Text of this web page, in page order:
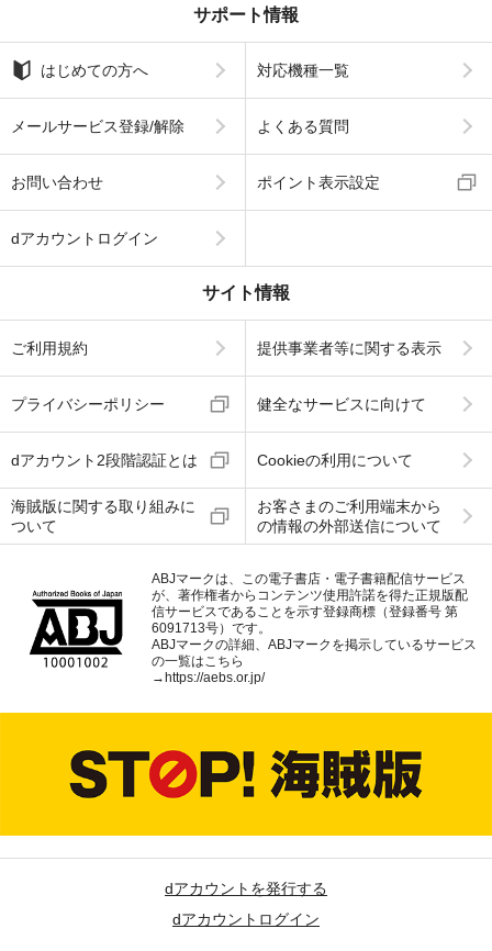
サポート情報
はじめての方へ 対応機種一覧
メールサービス登録/解除 よくある質問
お問い合わせ ポイント表示設定
dアカウントログイン
サイト情報
ご利用規約 提供事業者等に関する表示
プライバシーポリシー 健全なサービスに向けて
dアカウント2段階認証とは Cookieの利用について
海賊版に関する取り組みに
ついて
お客さまのご利用端末から
の情報の外部送信について
ABJマークは、この電子書店・電子書籍配信サービス
が、著作権者からコンテンツ使用許諾を得た正規版配
信サービスであることを示す登録商標（登録番号 第
6091713号）です。
ABJマークの詳細、ABJマークを掲示しているサービス
の一覧はこちら
→ https://aebs.or.jp/
dアカウントを発行する
dアカウントログイン